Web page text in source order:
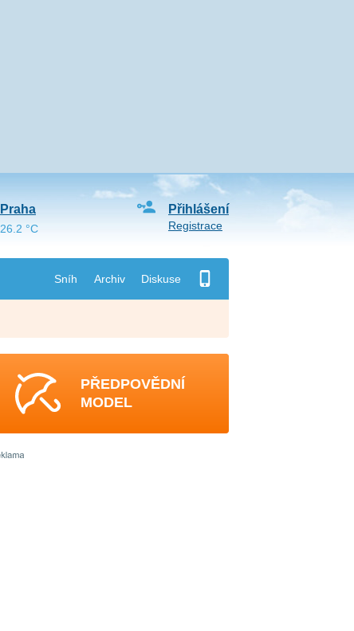
Sníh Archiv Diskuse
Přihlášení
Registrace
Praha
26.2 °C
PŘEDPOVĚDNÍ
MODEL